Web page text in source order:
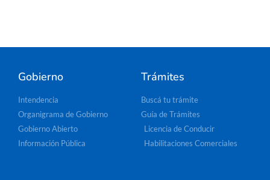
Gobierno
Intendencia
Organigrama de Gobierno
Gobierno Abierto
Información Pública
Trámites
Buscá tu trámite
Guía de Trámites
Licencia de Conducir
Habilitaciones Comerciales